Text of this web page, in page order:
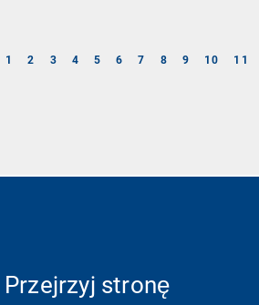
1 2 3 4 5 6 7 8 9 10 11
Przejrzyj stronę